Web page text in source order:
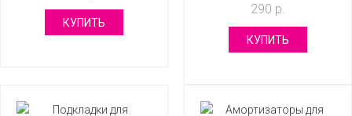
КУПИТЬ
290 р.
КУПИТЬ